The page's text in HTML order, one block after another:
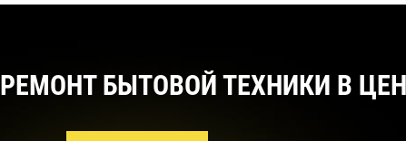
РЕМОНТ БЫТОВОЙ ТЕХНИКИ В